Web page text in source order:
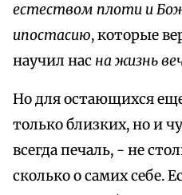
естеством плоти и
ипостасию, которые
научил нас на жизнь
Но для остающихся
только близких, но и
всегда печаль, - не
сколько о самих себе.